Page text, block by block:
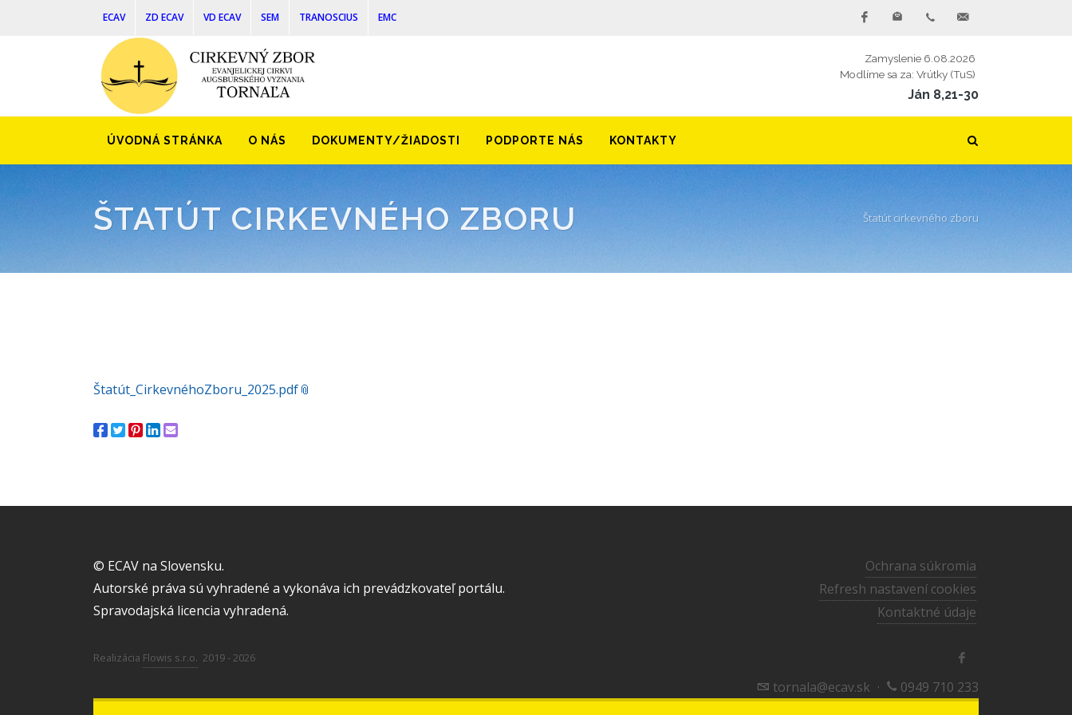
ECAV ZD ECAV VD ECAV SEM TRANOSCIUS EMC
Zamyslenie 6.08.2026
Modlíme sa za: Vrútky (TuS)
Ján 8,21-30
ÚVODNÁ STRÁNKA O NÁS DOKUMENTY/ŽIADOSTI PODPORTE NÁS KONTAKTY
ŠTATÚT CIRKEVNÉHO ZBORU Štatút cirkevného zboru
Štatút_CirkevnéhoZboru_2025.pdf
© ECAV na Slovensku.
Autorské práva sú vyhradené a vykonáva ich prevádzkovateľ portálu.
Spravodajská licencia vyhradená.
Ochrana súkromia
Refresh nastavení cookies
Kontaktné údaje
Realizácia Flowis s.r.o. 2019 - 2026
tornala@ecav.sk · 0949 710 233